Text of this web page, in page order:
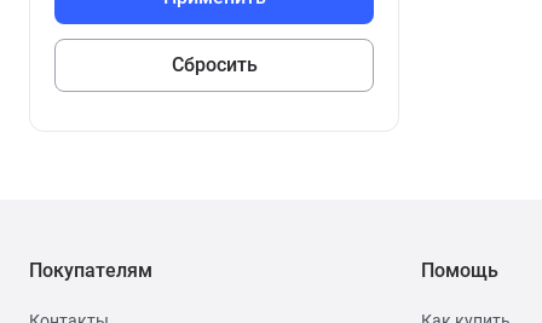
216 ч
Покупателям Помощь